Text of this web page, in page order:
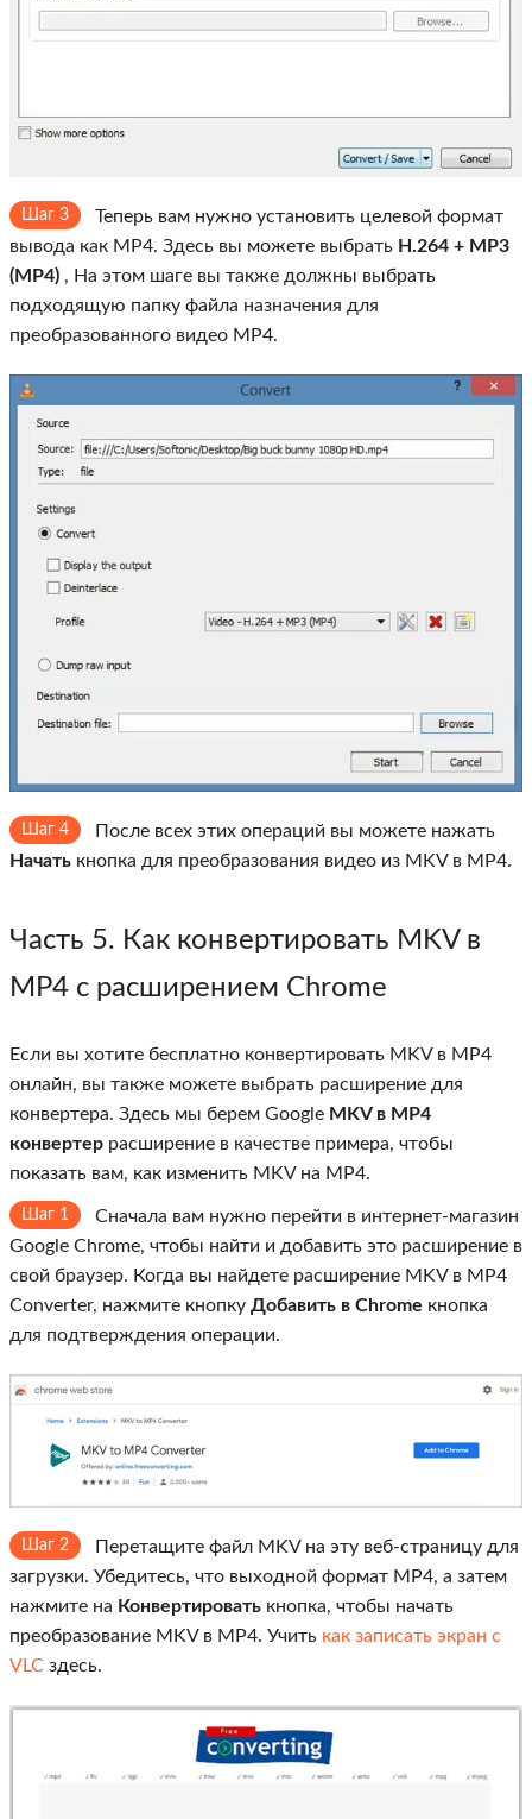
Шаг 3
Теперь вам нужно установить целевой формат
вывода как MP4. Здесь вы можете выбрать H.264 + MP3
(MP4) , На этом шаге вы также должны выбрать
подходящую папку файла назначения для
преобразованного видео MP4.
Шаг 4
После всех этих операций вы можете нажать
Начать кнопка для преобразования видео из MKV в MP4.
Часть 5. Как конвертировать MKV в
MP4 с расширением Chrome
Если вы хотите бесплатно конвертировать MKV в MP4
онлайн, вы также можете выбрать расширение для
конвертера. Здесь мы берем Google MKV в MP4
конвертер расширение в качестве примера, чтобы
показать вам, как изменить MKV на MP4.
Шаг 1
Сначала вам нужно перейти в интернет-магазин
Google Chrome, чтобы найти и добавить это расширение в
свой браузер. Когда вы найдете расширение MKV в MP4
Converter, нажмите кнопку Добавить в Chrome кнопка
для подтверждения операции.
Шаг 2
Перетащите файл MKV на эту веб-страницу для
загрузки. Убедитесь, что выходной формат MP4, а затем
нажмите на Конвертировать кнопка, чтобы начать
преобразование MKV в MP4. Учить как записать экран с
VLC здесь.